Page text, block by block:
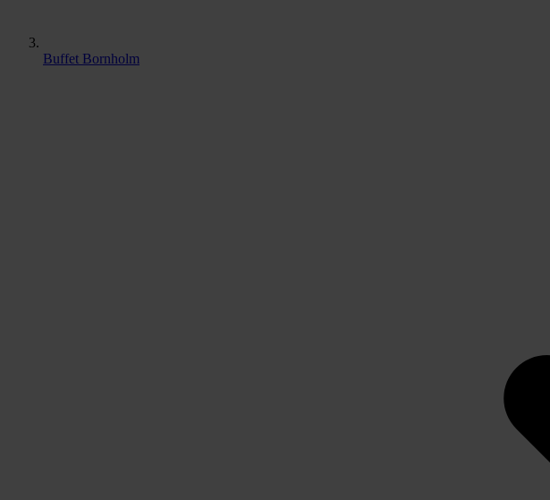
Buffet Bornholm